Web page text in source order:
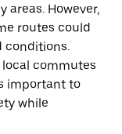
However,
routes could
conditions.
commutes
important to
while